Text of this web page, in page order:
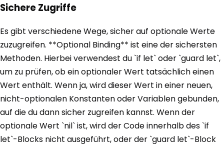
Sichere Zugriffe
Es gibt verschiedene Wege, sicher auf optionale Werte
zuzugreifen. **Optional Binding** ist eine der sichersten
Methoden. Hierbei verwendest du `if let` oder `guard let`,
um zu prüfen, ob ein optionaler Wert tatsächlich einen
Wert enthält. Wenn ja, wird dieser Wert in einer neuen,
nicht-optionalen Konstanten oder Variablen gebunden,
auf die du dann sicher zugreifen kannst. Wenn der
optionale Wert `nil` ist, wird der Code innerhalb des `if
let`-Blocks nicht ausgeführt, oder der `guard let`-Block